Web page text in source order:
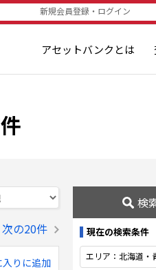
新規会員登録・ログイン
アセットバンクとは
検
現在の検索条件
エリア：北海道・
次の20件
りに追加